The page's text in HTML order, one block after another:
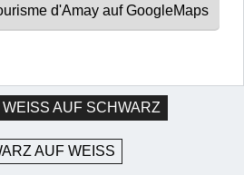
d'Amay auf GoogleMaps
WEISS AUF SCHWARZ
AUF WEISS